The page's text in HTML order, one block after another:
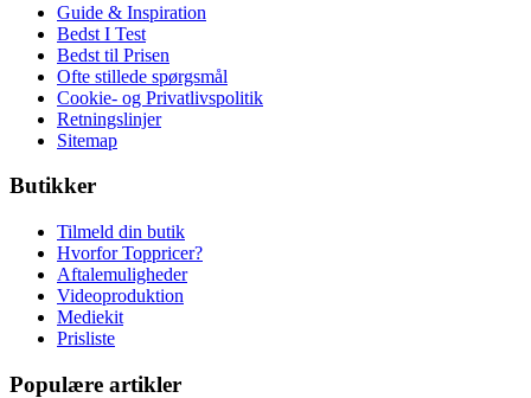
Guide & Inspiration
Bedst I Test
Bedst til Prisen
Ofte stillede spørgsmål
Cookie- og Privatlivspolitik
Retningslinjer
Sitemap
Butikker
Tilmeld din butik
Hvorfor Toppricer?
Aftalemuligheder
Videoproduktion
Mediekit
Prisliste
Populære artikler